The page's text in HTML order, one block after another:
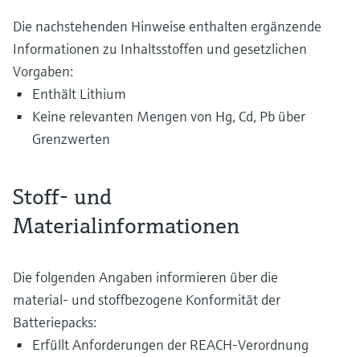
Die nachstehenden Hinweise enthalten ergänzende
Informationen zu Inhaltsstoffen und gesetzlichen
Vorgaben:
Enthält Lithium
Keine relevanten Mengen von Hg, Cd, Pb über
Grenzwerten
Stoff- und
Materialinformationen
Die folgenden Angaben informieren über die
material- und stoffbezogene Konformität der
Batteriepacks:
Erfüllt Anforderungen der REACH-Verordnung